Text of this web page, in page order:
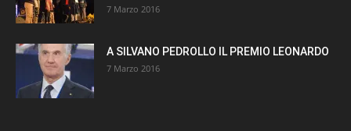
7 Marzo 2016
A SILVANO PEDROLLO IL PREMIO LEONARDO
7 Marzo 2016